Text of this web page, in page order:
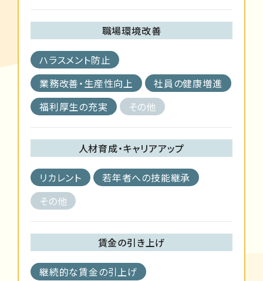
職場環境改善
ハラスメント防止
業務改善・生産性向上
社員の健康増進
福利厚生の充実
その他
人材育成・キャリアアップ
リカレント
若年者への技能継承
その他
賃金の引き上げ
継続的な賃金の引上げ